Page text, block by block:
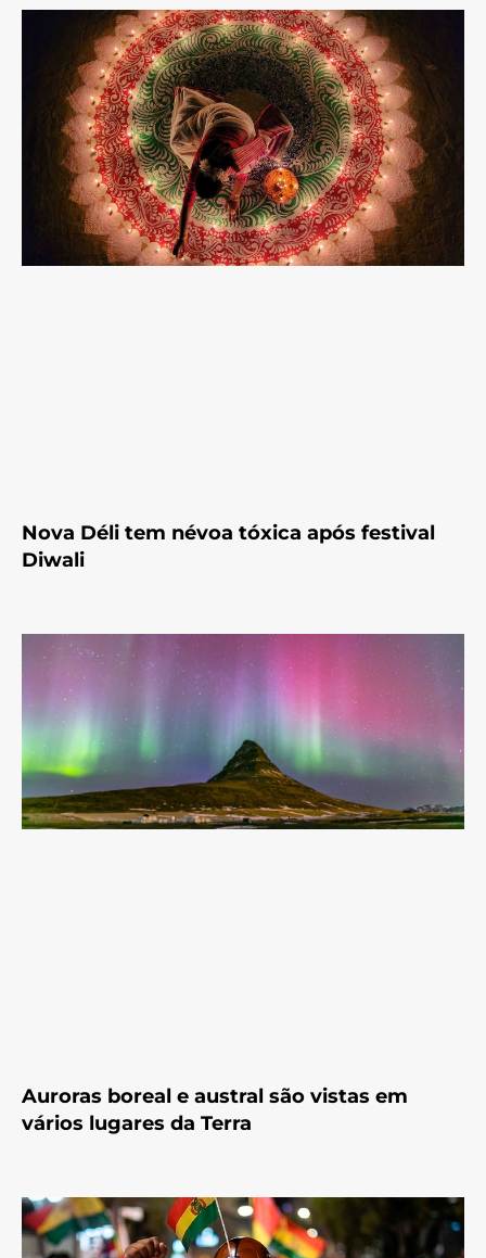
Nova Déli tem névoa tóxica após festival
Diwali
Auroras boreal e austral são vistas em
vários lugares da Terra